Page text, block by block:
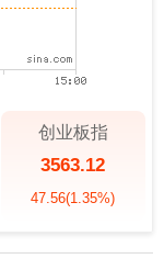
创业板指
3563.12
47.56(1.35%)